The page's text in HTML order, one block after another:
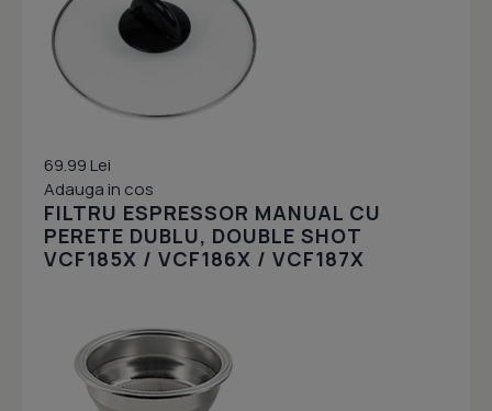
69.99 Lei
Adauga in cos
FILTRU ESPRESSOR MANUAL CU
PERETE DUBLU, DOUBLE SHOT
VCF185X / VCF186X / VCF187X